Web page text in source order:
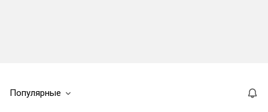
Популярные